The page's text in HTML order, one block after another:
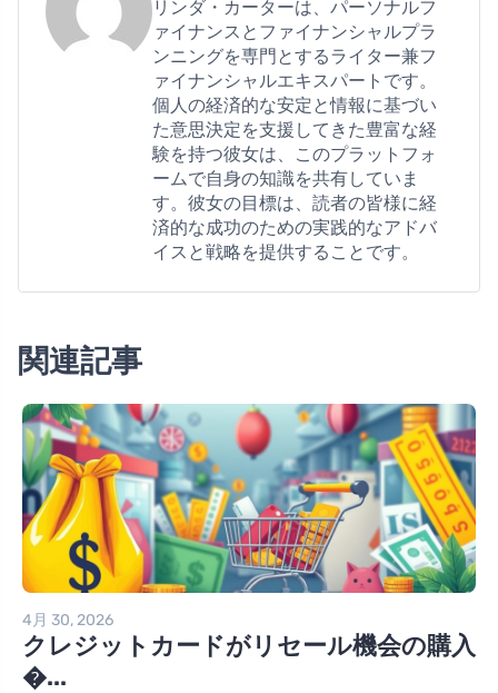
リンダ・カーターは、パーソナルフ
ァイナンスとファイナンシャルプラ
ンニングを専門とするライター兼フ
ァイナンシャルエキスパートです。
個人の経済的な安定と情報に基づい
た意思決定を支援してきた豊富な経
験を持つ彼女は、このプラットフォ
ームで自身の知識を共有していま
す。彼女の目標は、読者の皆様に経
済的な成功のための実践的なアドバ
イスと戦略を提供することです。
関連記事
4月 30, 2026
クレジットカードがリセール機会の購入
�...